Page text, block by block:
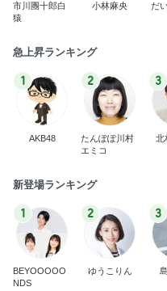
市川團十郎白
猿
小林麻央 だ
急上昇ランキング
1
AKB48
2
たんぽぽ川村
エミコ
3
北
新登場ランキング
1
BEYOOOOO
NDS
2
ゆうこりん
3